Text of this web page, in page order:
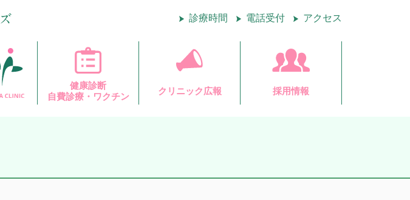
診療時間 電話受付 アクセス
健康診断
自費診療・ワクチン
クリニック広報 採用情報